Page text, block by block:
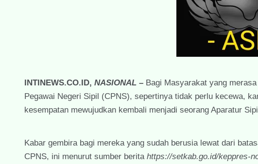
INTINEWS.CO.ID, NASIONAL – Bagi Masyarakat yang
Pegawai Negeri Sipil (CPNS), sepertinya tidak perlu kecewa,
kesempatan mewujudkan kembali menjadi seorang Aparatur
Kabar gembira bagi mereka yang sudah berusia lewat dari
CPNS, ini menurut sumber berita https://setkab.go.id/keppres-